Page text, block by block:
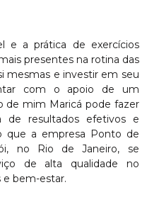
e a prática de exercícios
presentes na rotina das
mesmas e investir em seu
com o apoio de um
de mim Maricá pode fazer
de resultados efetivos e
que a empresa Ponto de
no Rio de Janeiro, se
de alta qualidade no
bem-estar.